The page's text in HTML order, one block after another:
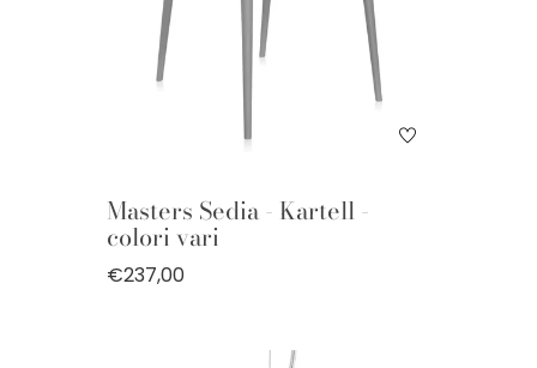
Masters Sedia - Kartell -
colori vari
€237,00